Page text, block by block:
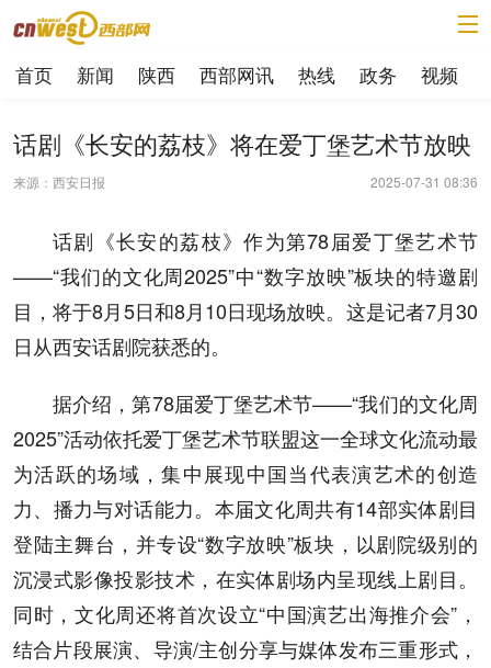
首页 新闻 陕西 西部网讯 热线 政务 视频
话剧《长安的荔枝》将在爱丁堡艺术节放映
来源：西安日报 2025-07-31 08:36
话剧《长安的荔枝》作为第78届爱丁堡艺术节
——“我们的文化周2025”中“数字放映”板块的特邀剧
目，将于8月5日和8月10日现场放映。这是记者7月30
日从西安话剧院获悉的。
据介绍，第78届爱丁堡艺术节——“我们的文化周
2025”活动依托爱丁堡艺术节联盟这一全球文化流动最
为活跃的场域，集中展现中国当代表演艺术的创造
力、播力与对话能力。本届文化周共有14部实体剧目
登陆主舞台，并专设“数字放映”板块，以剧院级别的
沉浸式影像投影技术，在实体剧场内呈现线上剧目。
同时，文化周还将首次设立“中国演艺出海推介会”，
结合片段展演、导演/主创分享与媒体发布三重形式，